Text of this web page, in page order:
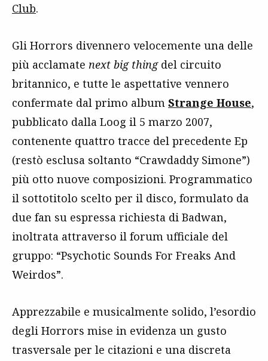
Club.
Gli Horrors divennero velocemente una delle
più acclamate next big thingdel circuito
britannico, e tutte le aspettative vennero
confermate dal primo album Strange House,
pubblicato dalla Loog il 5 marzo 2007,
contenente quattro tracce del precedente Ep
(restò esclusa soltanto “Crawdaddy Simone”)
più otto nuove composizioni. Programmatico
il sottotitolo scelto per il disco, formulato da
due fan su espressa richiesta di Badwan,
inoltrata attraverso il forum ufficiale del
gruppo: “Psychotic Sounds For Freaks And
Weirdos”.
Apprezzabile e musicalmente solido, l’esordio
degli Horrors mise in evidenza un gusto
trasversale per le citazioni e una discreta